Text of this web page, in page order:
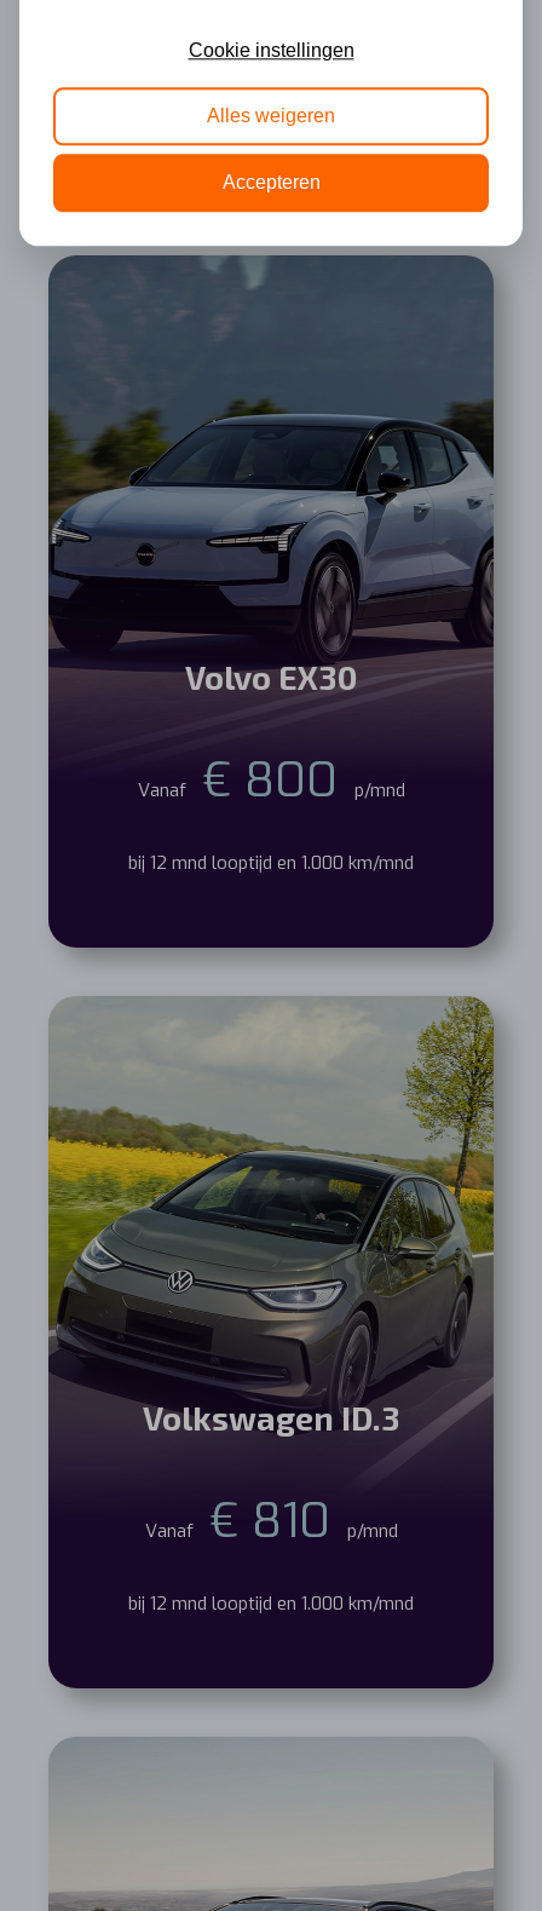
Vanaf € 795 p/mnd
bij 12 mnd looptijd en 1.000 km/mnd
Volvo EX30
Vanaf € 800 p/mnd
bij 12 mnd looptijd en 1.000 km/mnd
Volkswagen ID.3
Vanaf € 810 p/mnd
bij 12 mnd looptijd en 1.000 km/mnd
Cookie instellingen
Alles weigeren
Accepteren